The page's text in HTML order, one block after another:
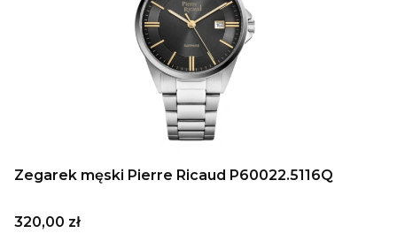
Zegarek męski Pierre Ricaud P60022.5116Q
Cena
320,00 zł